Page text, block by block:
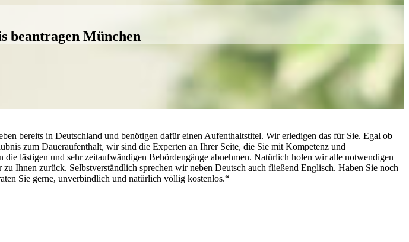
beantragen München
bereits in Deutschland und benötigen dafür einen Aufenthaltstitel. Wir erledigen das für Sie. Egal ob
zum Daueraufenthalt, wir sind die Experten an Ihrer Seite, die Sie mit Kompetenz und
lästigen und sehr zeitaufwändigen Behördengänge abnehmen. Natürlich holen wir alle notwendigen
Ihnen zurück. Selbstverständlich sprechen wir neben Deutsch auch fließend Englisch. Haben Sie noch
Sie gerne, unverbindlich und natürlich völlig kostenlos.“